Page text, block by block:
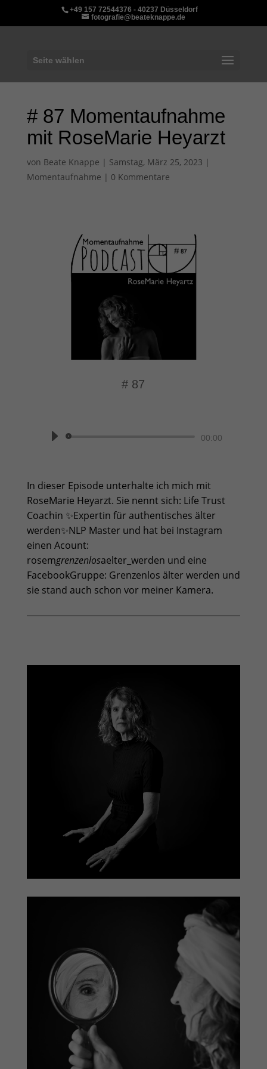
+49 157 72544376 - 40237 Düsseldorf
fotografie@beateknappe.de
Seite wählen
# 87 Momentaufnahme
mit RoseMarie Heyarzt
von Beate Knappe | Samstag, März 25, 2023 |
Momentaufnahme | 0 Kommentare
# 87
00:00
In dieser Episode unterhalte ich mich mit
RoseMarie Heyarzt. Sie nennt sich: Life Trust
Coachin ✨Expertin für authentisches älter
werden✨NLP Master und hat bei Instagram
einen Acount:
rosemgrenzenlosaelter_werden und eine
FacebookGruppe: Grenzenlos älter werden und
sie stand auch schon vor meiner Kamera.